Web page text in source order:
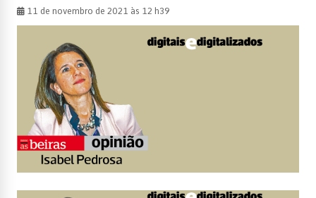
11 de novembro de 2021 às 12 h39